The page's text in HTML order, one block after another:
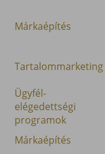
Márkaépítés
Tartalommarketing
Ügyfél-
elégedettségi
programok
Márkaépítés